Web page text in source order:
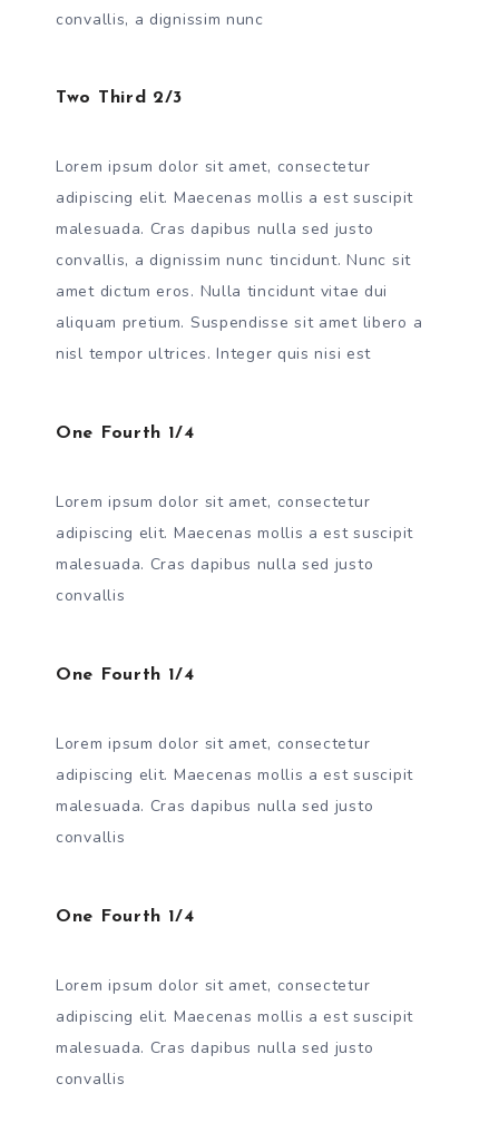
convallis, a dignissim nunc
Two Third 2/3
Lorem ipsum dolor sit amet, consectetur
adipiscing elit. Maecenas mollis a est suscipit
malesuada. Cras dapibus nulla sed justo
convallis, a dignissim nunc tincidunt. Nunc sit
amet dictum eros. Nulla tincidunt vitae dui
aliquam pretium. Suspendisse sit amet libero a
nisl tempor ultrices. Integer quis nisi est
One Fourth 1/4
Lorem ipsum dolor sit amet, consectetur
adipiscing elit. Maecenas mollis a est suscipit
malesuada. Cras dapibus nulla sed justo
convallis
One Fourth 1/4
Lorem ipsum dolor sit amet, consectetur
adipiscing elit. Maecenas mollis a est suscipit
malesuada. Cras dapibus nulla sed justo
convallis
One Fourth 1/4
Lorem ipsum dolor sit amet, consectetur
adipiscing elit. Maecenas mollis a est suscipit
malesuada. Cras dapibus nulla sed justo
convallis